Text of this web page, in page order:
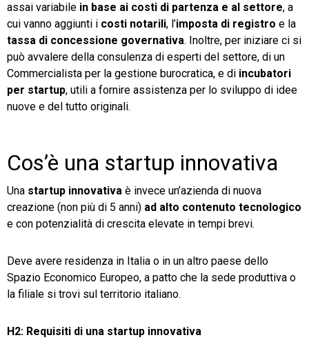
assai variabile in base ai costi di partenza e al settore, a
cui vanno aggiunti i costi notarili, l’imposta di registro e la
tassa di concessione governativa. Inoltre, per iniziare ci si
può avvalere della consulenza di esperti del settore, di un
Commercialista per la gestione burocratica, e di incubatori
per startup, utili a fornire assistenza per lo sviluppo di idee
nuove e del tutto originali.
Cos’è una startup innovativa
Una startup innovativa è invece un’azienda di nuova
creazione (non più di 5 anni) ad alto contenuto tecnologico
e con potenzialità di crescita elevate in tempi brevi.
Deve avere residenza in Italia o in un altro paese dello
Spazio Economico Europeo, a patto che la sede produttiva o
la filiale si trovi sul territorio italiano.
H2: Requisiti di una startup innovativa